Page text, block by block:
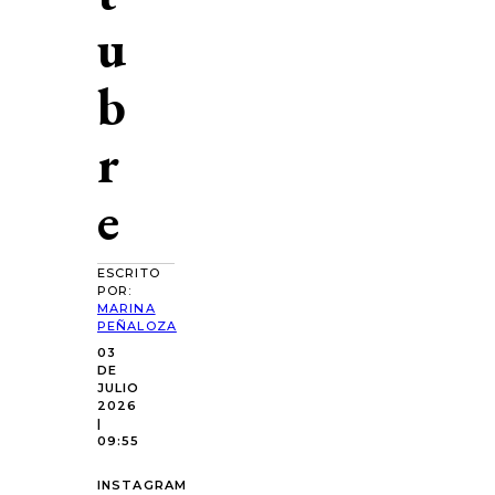
u
b
r
e
ESCRITO
POR:
MARINA
PEÑALOZA
03
DE
JULIO
2026
|
09:55
INSTAGRAM